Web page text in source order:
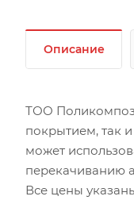
Описание
ТОО
покрытием, так
может
перекачиванию
Все цены